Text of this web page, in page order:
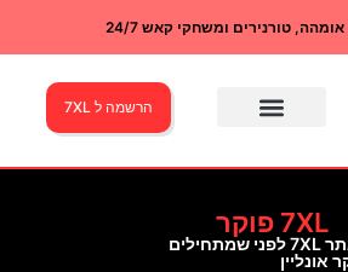
טורנירים ומשחקי קאש 24/7
הרשמה ל 7XL
7XL פוקר
כל מה שצריך לדעת על אתר 7XL לפני שמתחילים